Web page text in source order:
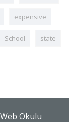
expensive
School state
Web Okulu